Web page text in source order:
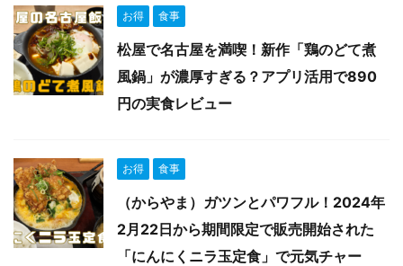
お得 食事
松屋で名古屋を満喫！新作「鶏のどて煮
風鍋」が濃厚すぎる？アプリ活用で890
円の実食レビュー
お得 食事
（からやま）ガツンとパワフル！2024年
2月22日から期間限定で販売開始された
「にんにくニラ玉定食」で元気チャー